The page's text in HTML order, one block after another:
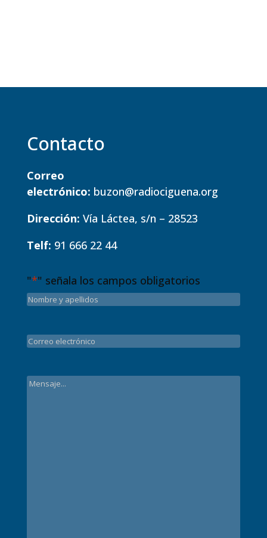
Contacto
Correo
electrónico: buzon@radiociguena.org
Dirección: Vía Láctea, s/n – 28523
Telf: 91 666 22 44
"*" señala los campos obligatorios